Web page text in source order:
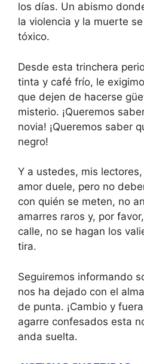
los días. Un abismo
la violencia y la muerte
tóxico.
Desde esta trinchera
tinta y café frío, le
que dejen de hacerse
misterio. ¡Queremos
novia! ¡Queremos saber
negro!
Y a ustedes, mis lectores,
amor duele, pero no
con quién se meten, no
amarres raros y, por
calle, no se hagan los
tira.
Seguiremos informando
nos ha dejado con el
de punta. ¡Cambio y
agarre confesados esta
anda suelta.